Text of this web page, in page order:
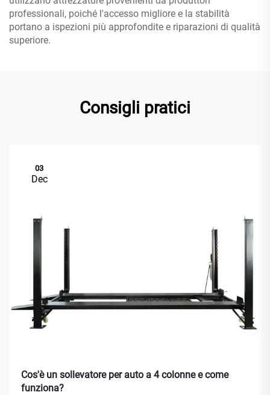
professionali, poiché l'accesso migliore e la stabilità
portano a ispezioni più approfondite e riparazioni di qualità
superiore.
Consigli pratici
03
Dec
Cos'è un sollevatore per auto a 4 colonne e come
funziona?